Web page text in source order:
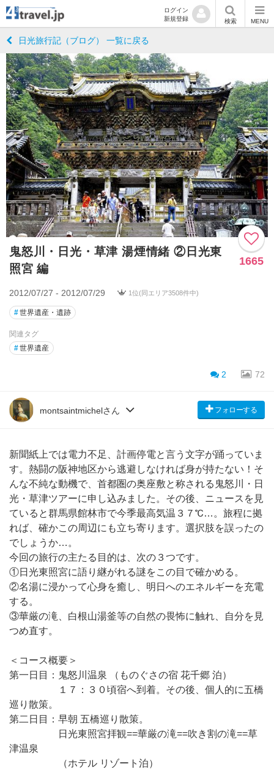
ログイン
新規登録
検索 MENU
日光旅行記（ブログ） 一覧に戻る
鬼怒川・日光・草津 湯煙情緒 ②日光東
照宮 編
1665
2012/07/27 - 2012/07/29 1位(同エリア3508件中)
#世界遺産・遺跡
関連タグ
#世界遺産
2 72
montsaintmichelさん フォローする
新聞紙上では電力不足、計画停電と言う文字が踊っていま
す。熱闘の阪神地区から逃避しなければ身が持たない！そ
んな不純な動機で、首都圏の奥座敷と称される鬼怒川・日
光・草津ツアーに申し込みました。その後、ニュースを見
ていると群馬県館林市で今季最高気温３７℃…。旅程に拠
れば、確かこの周辺にも立ち寄ります。選択肢を誤ったの
でしょうか…。
今回の旅行の主たる目的は、次の３つです。
①日光東照宮に語り継がれる謎をこの目で確かめる。
②名湯に浸かって心身を癒し、明日へのエネルギーを充電
する。
③華厳の滝、白根山湯釜等の自然の畏怖に触れ、自分を見
つめ直す。
＜コース概要＞
第一日目：鬼怒川温泉 （ものぐさの宿 花千郷 泊）
１７：３０頃宿へ到着。その後、個人的に五橋
巡り散策。
第二日目：早朝 五橋巡り散策。
日光東照宮拝観==華厳の滝==吹き割の滝==草
津温泉
（ホテル リゾート泊）